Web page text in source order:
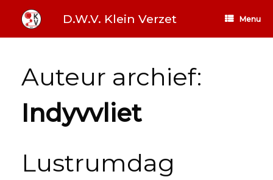
inhoud
D.W.V. Klein Verzet Menu
Auteur archief:
Indyvvliet
Lustrumdag